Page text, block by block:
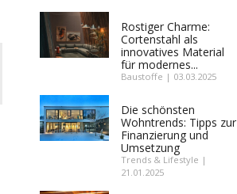
Rostiger Charme:
Cortenstahl als
innovatives Material
für modernes...
Baustoffe | 03.03.2025
Die schönsten
Wohntrends: Tipps zur
Finanzierung und
Umsetzung
Trends & Lifestyle |
21.01.2025